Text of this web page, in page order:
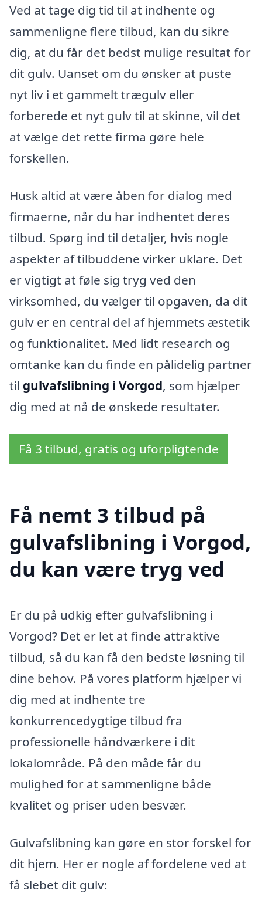
Ved at tage dig tid til at indhente og
sammenligne flere tilbud, kan du sikre
dig, at du får det bedst mulige resultat for
dit gulv. Uanset om du ønsker at puste
nyt liv i et gammelt trægulv eller
forberede et nyt gulv til at skinne, vil det
at vælge det rette firma gøre hele
forskellen.
Husk altid at være åben for dialog med
firmaerne, når du har indhentet deres
tilbud. Spørg ind til detaljer, hvis nogle
aspekter af tilbuddene virker uklare. Det
er vigtigt at føle sig tryg ved den
virksomhed, du vælger til opgaven, da dit
gulv er en central del af hjemmets æstetik
og funktionalitet. Med lidt research og
omtanke kan du finde en pålidelig partner
til gulvafslibning i Vorgod, som hjælper
dig med at nå de ønskede resultater.
Få 3 tilbud, gratis og uforpligtende
Få nemt 3 tilbud på
gulvafslibning i Vorgod,
du kan være tryg ved
Er du på udkig efter gulvafslibning i
Vorgod? Det er let at finde attraktive
tilbud, så du kan få den bedste løsning til
dine behov. På vores platform hjælper vi
dig med at indhente tre
konkurrencedygtige tilbud fra
professionelle håndværkere i dit
lokalområde. På den måde får du
mulighed for at sammenligne både
kvalitet og priser uden besvær.
Gulvafslibning kan gøre en stor forskel for
dit hjem. Her er nogle af fordelene ved at
få slebet dit gulv: